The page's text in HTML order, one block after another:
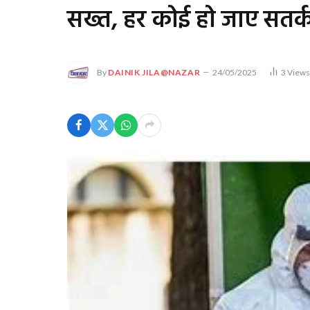
सख्त, हर कोई हो जाए
By DAINIK JILA@NAZAR 24/05/2025 3Views